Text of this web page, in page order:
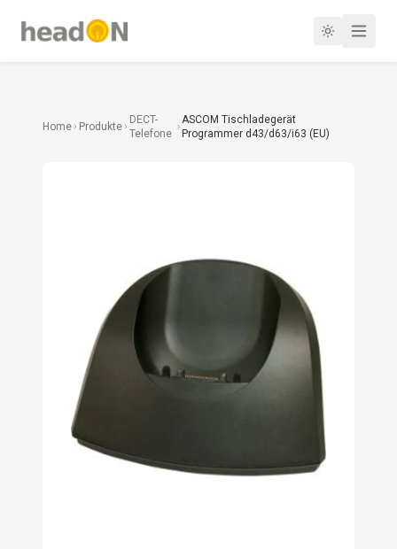
Home Produkte
DECT-
Telefone
ASCOM Tischladegerät
Programmer d43/d63/i63 (EU)